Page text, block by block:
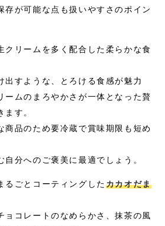
存が可能な点も扱いやすさのポイン
クリームを多く配合した柔らかな食
出すような、とろける食感が魅力
ームのまろやかさが一体となった贅
す。
商品のため要冷蔵で賞味期限も短め
自分へのご褒美に最適でしょう。
るごとコーティングしたカカオだま
ョコレートのなめらかさ、抹茶の風